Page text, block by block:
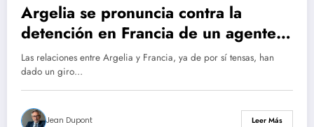
Argelia se pronuncia contra la
detención en Francia de un agente
consular sospechoso de estar
vinculado al secuestro de Amir
Boukhors
Las relaciones entre Argelia y Francia, ya de por sí tensas, han
dado un giro…
Jean Dupont Leer Más